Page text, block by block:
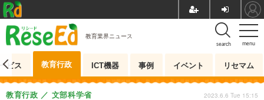
menu
search
教育業界ニュース
ビス 教育行政 ICT機器 事例 イベント リセマム
教育行政 文部科学省 2023.6.6 Tue 15:15